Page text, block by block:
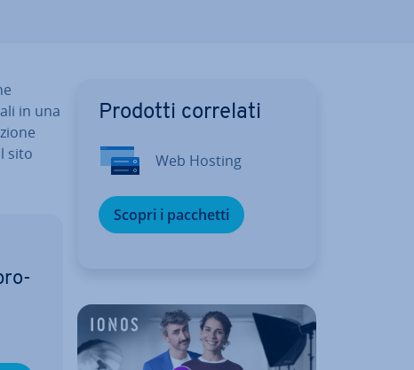
in una
sito
Prodotti correlati
Web Hosting
Scopri i pacchetti